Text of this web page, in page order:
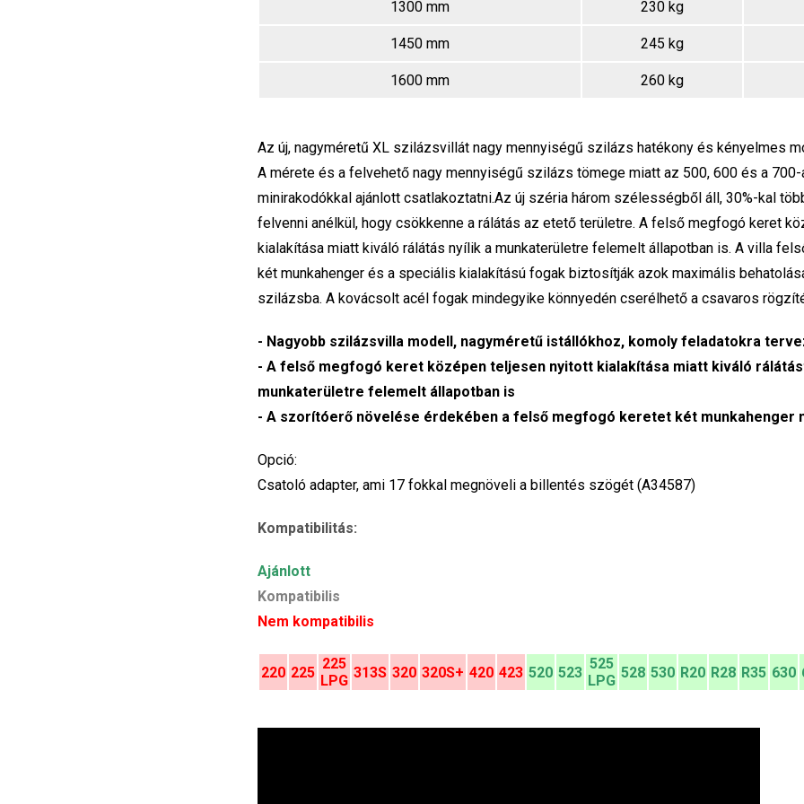
1300 mm 230 kg
1450 mm 245 kg
1600 mm 260 kg
Az új, nagyméretű XL szilázsvillát nagy mennyiségű szilázs hatékony és kényelmes
A mérete és a felvehető nagy mennyiségű szilázs tömege miatt az 500, 600 és a 700-
minirakodókkal ajánlott csatlakoztatni.Az új széria három szélességből áll, 30%-kal
felvenni anélkül, hogy csökkenne a rálátás az etető területre. A felső megfogó keret
kialakítása miatt kiváló rálátás nyílik a munkaterületre felemelt állapotban is. A villa
két munkahenger és a speciális kialakítású fogak biztosítják azok maximális
szilázsba. A kovácsolt acél fogak mindegyike könnyedén cserélhető a csavaros
- Nagyobb szilázsvilla modell, nagyméretű istállókhoz, komoly feladatokra
- A felső megfogó keret középen teljesen nyitott kialakítása miatt kiváló
munkaterületre felemelt állapotban is
- A szorítóerő növelése érdekében a felső megfogó keretet két munkahenger
Opció:
Csatoló adapter, ami 17 fokkal megnöveli a billentés szögét (A34587)
Kompatibilitás:
Ajánlott
Kompatibilis
Nem kompatibilis
220 225 225
LPG 313S 320 320S+ 420 423 520 523 525
LPG 528 530 R20 R28 R35 630